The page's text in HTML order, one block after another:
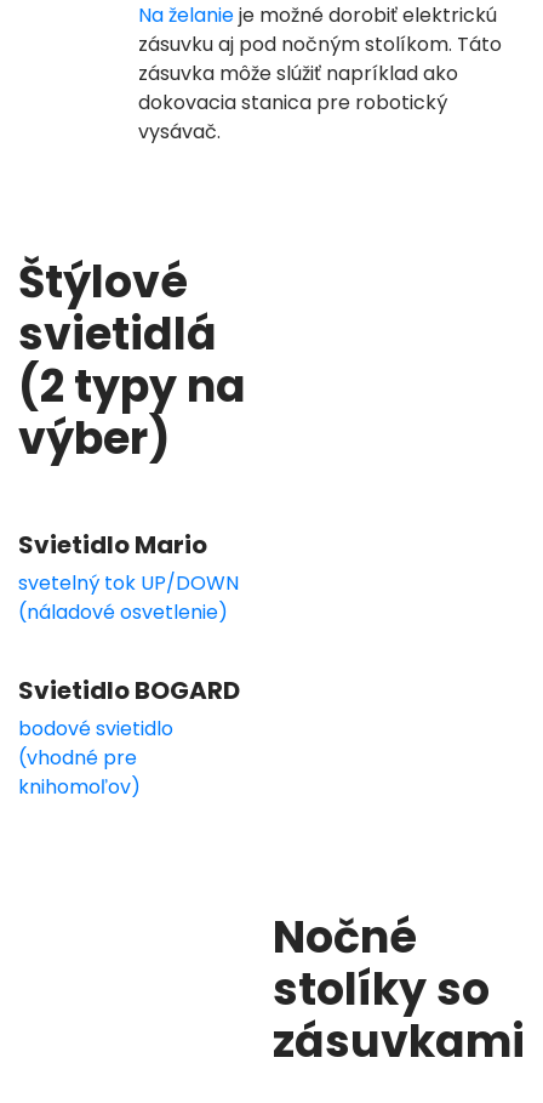
Na želanieje možné dorobiť elektrickú
zásuvku aj pod nočným stolíkom. Táto
zásuvka môže slúžiť napríklad ako
dokovacia stanica pre robotický
vysávač.
Štýlové
svietidlá
(2 typy na
výber)
Svietidlo Mario
svetelný tok UP/DOWN
(náladové osvetlenie)
Svietidlo BOGARD
bodové svietidlo
(vhodné pre
knihomoľov)
Nočné
stolíky so
zásuvkami